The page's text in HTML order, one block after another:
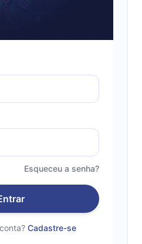
Esqueceu a senha?
Cadastre-se